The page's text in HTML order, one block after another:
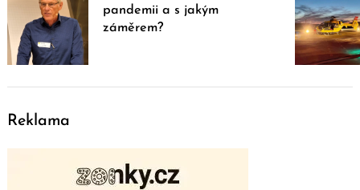
pandemii a s jakým
záměrem?
Reklama